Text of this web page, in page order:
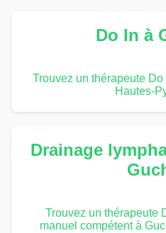
Do In à
Trouvez un thérapeute
Hautes-
Drainage
Trouvez un thérapeute
manuel compétent à